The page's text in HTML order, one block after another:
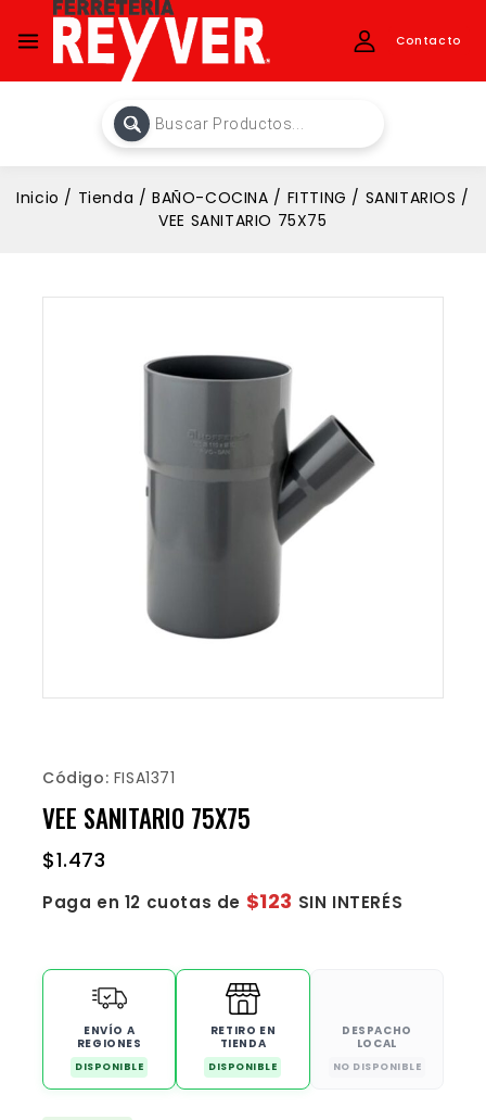
Contacto
Inicio / Tienda / BAÑO-COCINA / FITTING / SANITARIOS /
VEE SANITARIO 75X75
Código: FISA1371
VEE SANITARIO 75X75
$1.473
Paga en 12 cuotas de $123 SIN INTERÉS
ENVÍO A
REGIONES
DISPONIBLE
RETIRO EN
TIENDA
DISPONIBLE
DESPACHO
LOCAL
NO DISPONIBLE